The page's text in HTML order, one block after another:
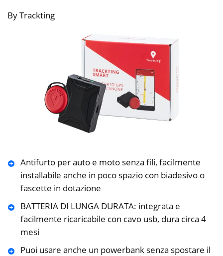
By Trackting
Antifurto per auto e moto senza fili, facilmente
installabile anche in poco spazio con biadesivo o
fascette in dotazione
BATTERIA DI LUNGA DURATA: integrata e
facilmente ricaricabile con cavo usb, dura circa 4
mesi
Puoi usare anche un powerbank senza spostare il